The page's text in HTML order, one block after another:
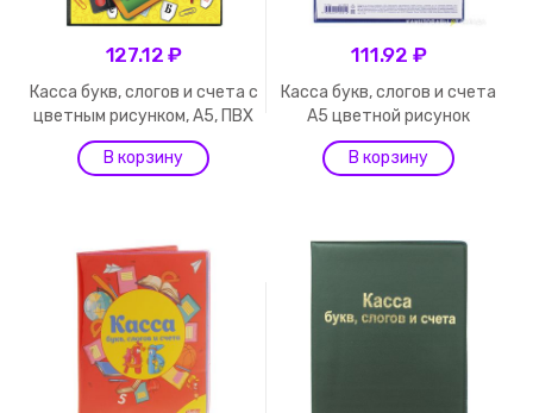
127.12 ₽
Касса букв, слогов и счета c
цветным рисунком, А5, ПВХ
111.92 ₽
Касса букв, слогов и счета
А5 цветной рисунок